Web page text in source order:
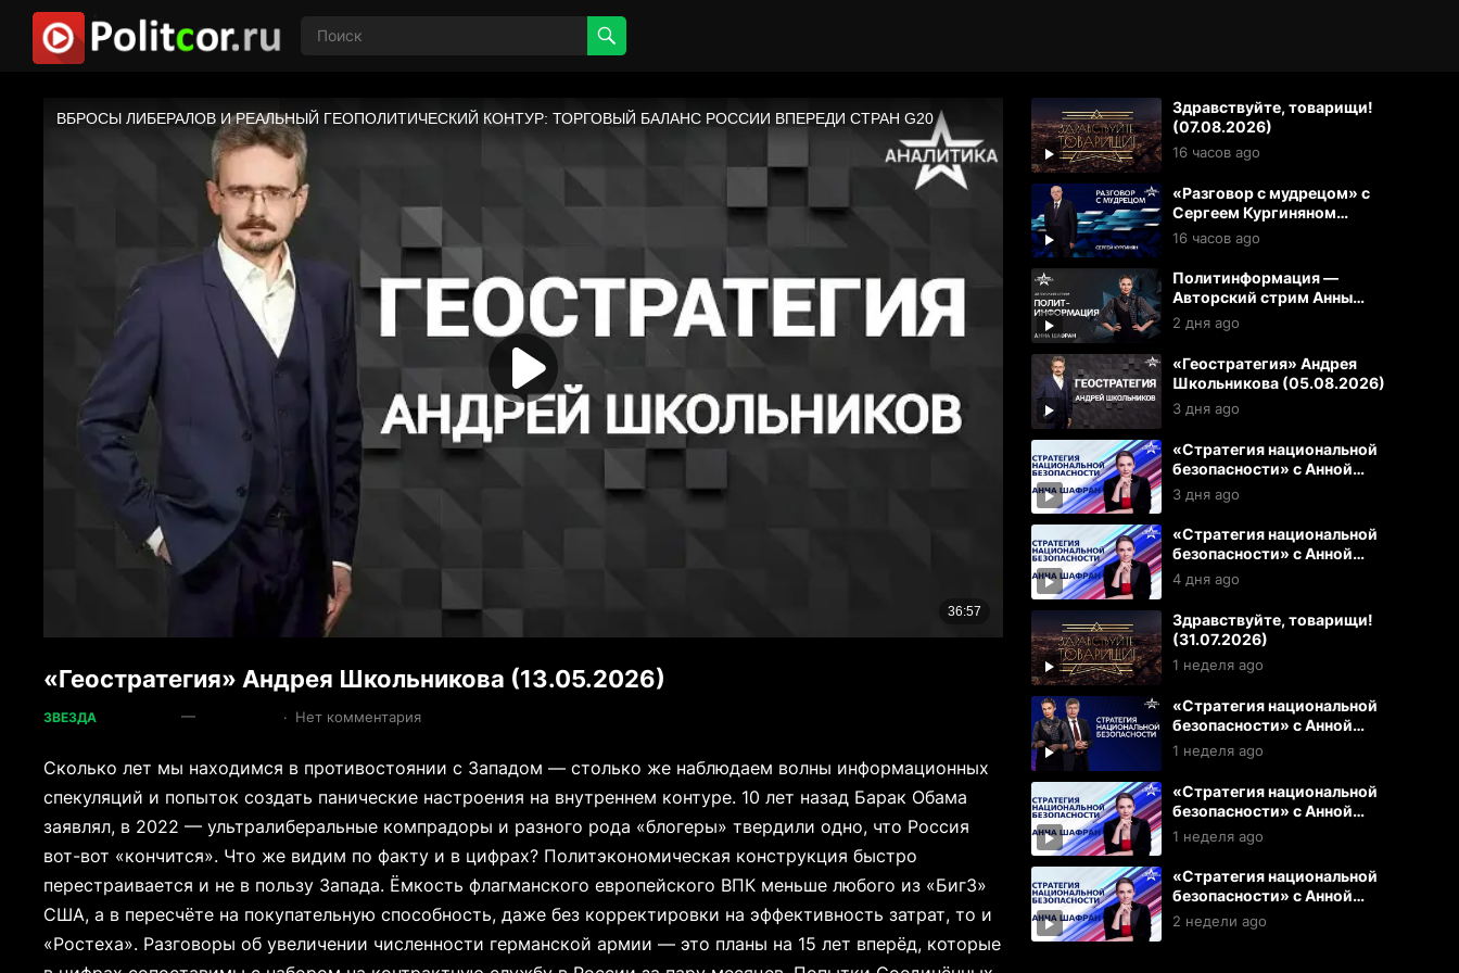
«Геостратегия» Андрея Школьникова (13.05.2026)
ЗВЕЗДА — · Нет комментария
Сколько лет мы находимся в противостоянии с Западом — столько же наблюдаем волны информационных
спекуляций и попыток создать панические настроения на внутреннем контуре. 10 лет назад Барак Обама
заявлял, в 2022 — ультралиберальные компрадоры и разного рода «блогеры» твердили одно, что Россия
вот-вот «кончится». Что же видим по факту и в цифрах? Политэкономическая конструкция быстро
перестраивается и не в пользу Запада. Ёмкость флагманского европейского ВПК меньше любого из «Биг3»
США, а в пересчёте на покупательную способность, даже без корректировки на эффективность затрат, то и
«Ростеха». Разговоры об увеличении численности германской армии — это планы на 15 лет вперёд, которые
Здравствуйте, товарищи!
(07.08.2026)
16 часов ago
«Разговор с мудрецом» с
Сергеем Кургиняном
(07.08.2026)
16 часов ago
Политинформация —
Авторский стрим Анны
Шафран (06.08.2025)
2 дня ago
«Геостратегия» Андрея
Школьникова (05.08.2026)
3 дня ago
«Стратегия национальной
безопасности» с Анной
Шафран (05.08.2026)
3 дня ago
«Стратегия национальной
безопасности» с Анной
Шафран (04.08.2026)
4 дня ago
Здравствуйте, товарищи!
(31.07.2026)
1 неделя ago
«Стратегия национальной
безопасности» с Анной
Шафран (31.07.2026)
1 неделя ago
«Стратегия национальной
безопасности» с Анной
Шафран (29.07.2026)
1 неделя ago
«Стратегия национальной
безопасности» с Анной
Шафран (28.07.2026)
2 недели ago